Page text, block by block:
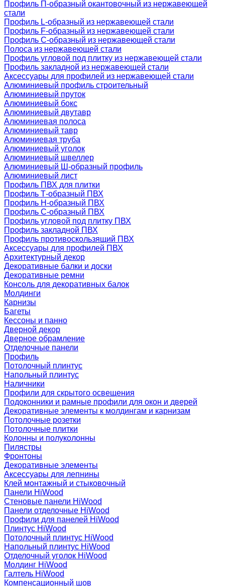
Профиль П-образный окантовочный из нержавеющей
стали
Профиль L-образный из нержавеющей стали
Профиль F-образный из нержавеющей стали
Профиль C-образный из нержавеющей стали
Полоса из нержавеющей стали
Профиль угловой под плитку из нержавеющей стали
Профиль закладной из нержавеющей стали
Аксессуары для профилей из нержавеющей стали
Алюминиевый профиль строительный
Алюминиевый пруток
Алюминиевый бокс
Алюминиевый двутавр
Алюминиевая полоса
Алюминиевый тавр
Алюминиевая труба
Алюминиевый уголок
Алюминиевый швеллер
Алюминиевый Ш-образный профиль
Алюминиевый лист
Профиль ПВХ для плитки
Профиль Т-образный ПВХ
Профиль H-образный ПВХ
Профиль C-образный ПВХ
Профиль угловой под плитку ПВХ
Профиль закладной ПВХ
Профиль противоскользящий ПВХ
Аксессуары для профилей ПВХ
Архитектурный декор
Декоративные балки и доски
Декоративные ремни
Консоль для декоративных балок
Молдинги
Карнизы
Багеты
Кессоны и панно
Дверной декор
Дверное обрамление
Отделочные панели
Профиль
Потолочный плинтус
Напольный плинтус
Наличники
Профили для скрытого освещения
Подоконники и рамные профили для окон и дверей
Декоративные элементы к молдингам и карнизам
Потолочные розетки
Потолочные плитки
Колонны и полуколонны
Пилястры
Фронтоны
Декоративные элементы
Аксессуары для лепнины
Клей монтажный и стыковочный
Панели HiWood
Стеновые панели HiWood
Панели отделочные HiWood
Профили для панелей HiWood
Плинтус HiWood
Потолочный плинтус HiWood
Напольный плинтус HiWood
Отделочный уголок HiWood
Молдинг HiWood
Галтель HiWood
Компенсационный шов